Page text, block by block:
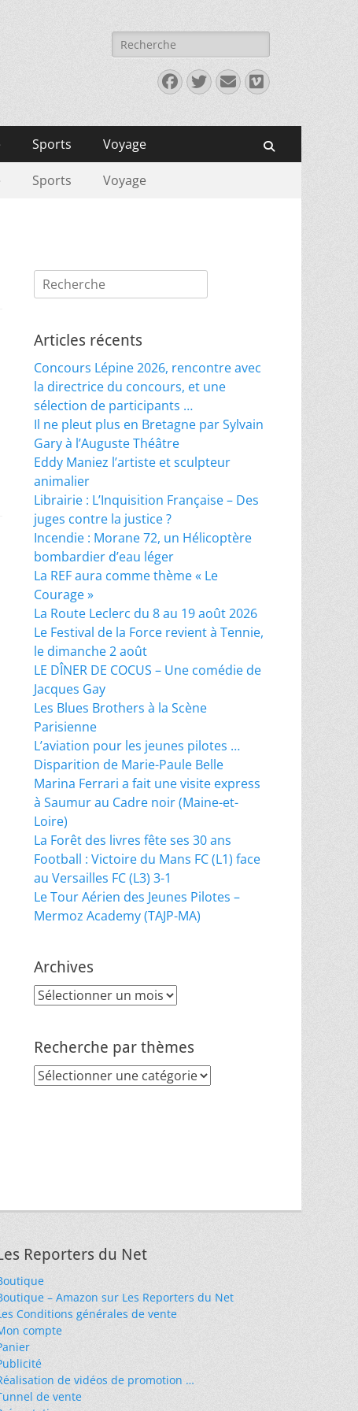
Rechercher :
Facebook
Twitter
E-
mail
Vimeo
Sports Voyage
Sports Voyage
Rechercher :
Articles récents
Concours Lépine 2026, rencontre avec
la directrice du concours, et une
sélection de participants …
Il ne pleut plus en Bretagne par Sylvain
Gary à l’Auguste Théâtre
Eddy Maniez l’artiste et sculpteur
animalier
Librairie : L’Inquisition Française – Des
juges contre la justice ?
Incendie : Morane 72, un Hélicoptère
bombardier d’eau léger
La REF aura comme thème « Le
Courage »
La Route Leclerc du 8 au 19 août 2026
Le Festival de la Force revient à Tennie,
le dimanche 2 août
LE DÎNER DE COCUS – Une comédie de
Jacques Gay
Les Blues Brothers à la Scène
Parisienne
L’aviation pour les jeunes pilotes …
Disparition de Marie-Paule Belle
Marina Ferrari a fait une visite express
à Saumur au Cadre noir (Maine-et-
Loire)
La Forêt des livres fête ses 30 ans
Football : Victoire du Mans FC (L1) face
au Versailles FC (L3) 3-1
Le Tour Aérien des Jeunes Pilotes –
Mermoz Academy (TAJP-MA)
Archives
Archives
Recherche par thèmes
Recherche
Reporters du Net
– Amazon sur Les Reporters du Net
Conditions générales de vente
compte
de vidéos de promotion …
de vente